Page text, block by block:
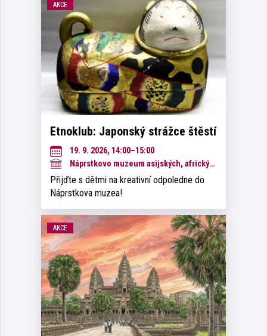
AKCE
Etnoklub: Japonský strážce štěstí
19. 9. 2026, 14:00–15:00
Náprstkovo muzeum asijských, afrických a amerických kultur
Přijďte s dětmi na kreativní odpoledne do
Náprstkova muzea!
AKCE